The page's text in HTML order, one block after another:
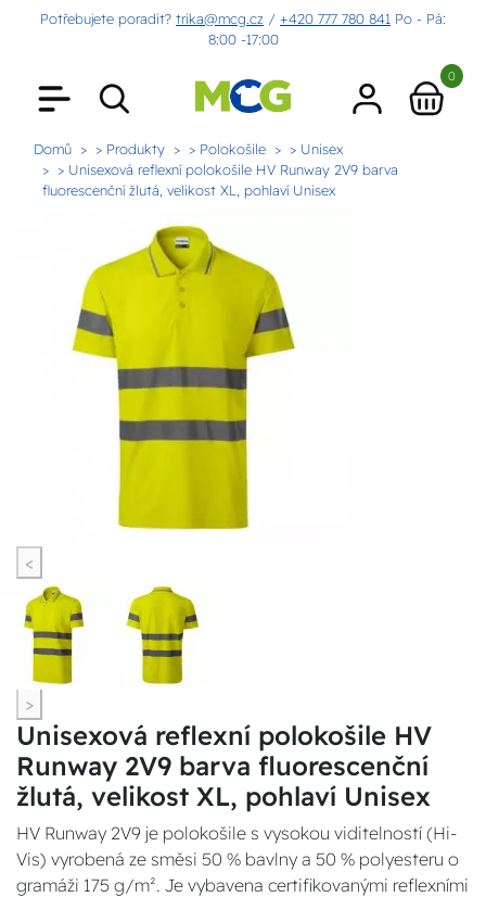
Potřebujete poradit? trika@mcg.cz / +420 777 780 841 Po - Pá:
8:00 -17:00
0
Domů > Produkty > Polokošile
> Unisex
> Unisexová reflexní polokošile HV Runway 2V9 barva
fluorescenční žlutá, velikost XL, pohlaví Unisex
<
>
Unisexová reflexní polokošile HV
Runway 2V9 barva fluorescenční
žlutá, velikost XL, pohlaví Unisex
HV Runway 2V9 je polokošile s vysokou viditelností (Hi-
Vis) vyrobená ze směsi 50 % bavlny a 50 % polyesteru o
gramáži 175 g/m². Je vybavena certifikovanými reflexními